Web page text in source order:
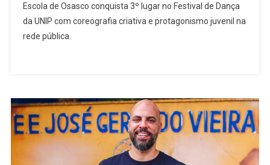
Estadual
De
Festival
De
Dança
Da
UNIP
Escola de Osasco conquista 3º lugar no Festival de Dança
da UNIP com coreografia criativa e protagonismo juvenil na
rede pública.